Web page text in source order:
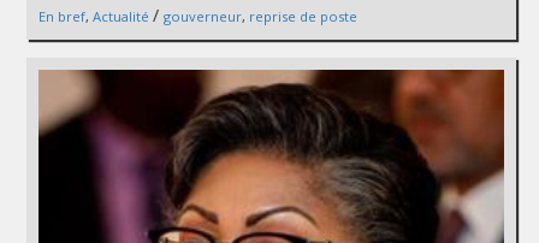
En bref, Actualité / gouverneur, reprise de poste